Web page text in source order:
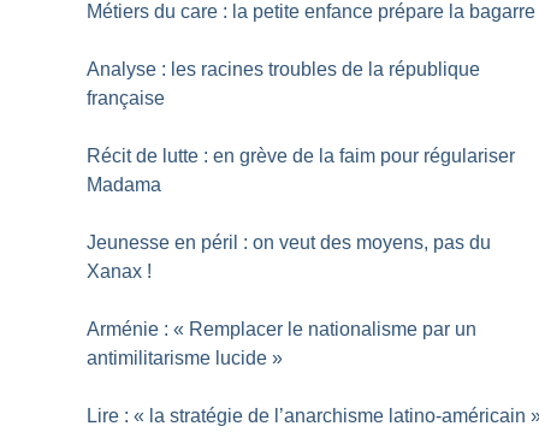
Métiers du care : la petite enfance prépare la bagarre
Analyse : les racines troubles de la république
française
Récit de lutte : en grève de la faim pour régulariser
Madama
Jeunesse en péril : on veut des moyens, pas du
Xanax !
Arménie : « Remplacer le nationalisme par un
antimilitarisme lucide »
Lire : « la stratégie de l’anarchisme latino-américain